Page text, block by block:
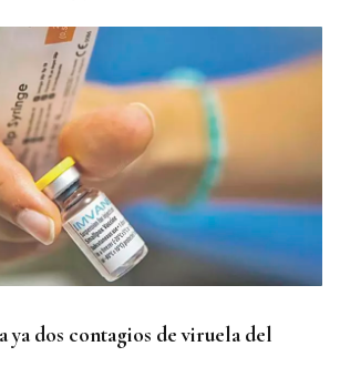
ya dos contagios de viruela del